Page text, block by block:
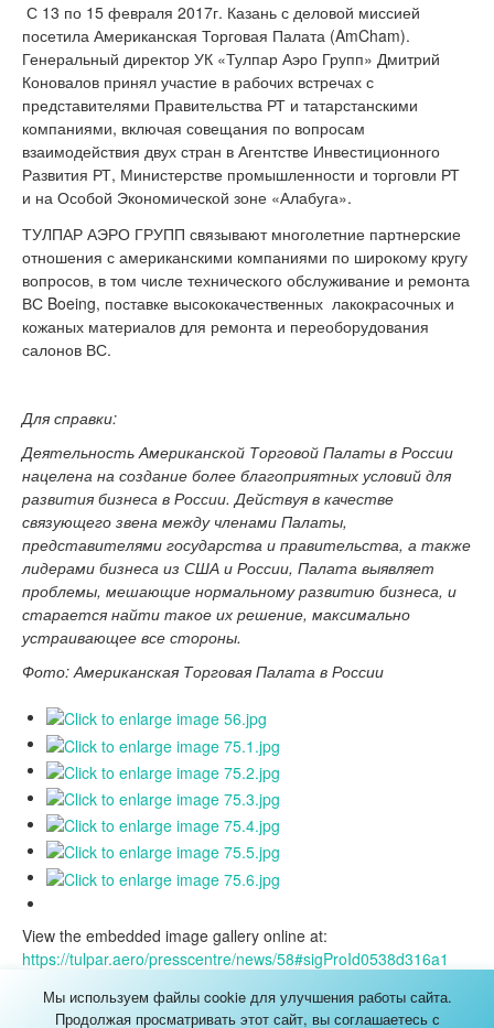
С 13 по 15 февраля 2017г. Казань с деловой миссией
посетила Американская Торговая Палата (AmCham).
Генеральный директор УК «Тулпар Аэро Групп» Дмитрий
Коновалов принял участие в рабочих встречах с
представителями Правительства РТ и татарстанскими
компаниями, включая совещания по вопросам
взаимодействия двух стран в Агентстве Инвестиционного
Развития РТ, Министерстве промышленности и торговли РТ
и на Особой Экономической зоне «Алабуга».
ТУЛПАР АЭРО ГРУПП связывают многолетние партнерские
отношения с американскими компаниями по широкому кругу
вопросов, в том числе технического обслуживание и ремонта
ВС Boeing, поставке высококачественных лакокрасочных и
кожаных материалов для ремонта и переоборудования
салонов ВС.
Для справки:
Деятельность Американской Торговой Палаты в России
нацелена на создание более благоприятных условий для
развития бизнеса в России. Действуя в качестве
связующего звена между членами Палаты,
представителями государства и правительства, а также
лидерами бизнеса из США и России, Палата выявляет
проблемы, мешающие нормальному развитию бизнеса, и
старается найти такое их решение, максимально
устраивающее все стороны.
Фото: Американская Торговая Палата в России
View the embedded image gallery online at:
https://tulpar.aero/presscentre/news/58#sigProId0538d316a1
КАРТА САЙТА
Мы используем файлы cookie для улучшения работы сайта.
Продолжая просматривать этот сайт, вы соглашаетесь с